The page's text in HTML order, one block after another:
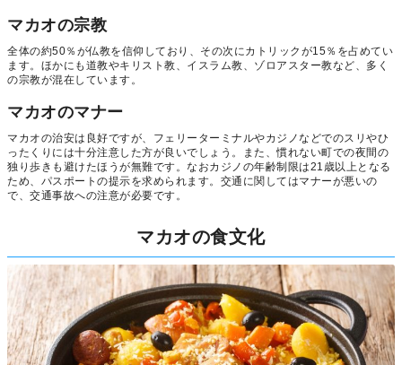
マカオの宗教
全体の約50％が仏教を信仰しており、その次にカトリックが15％を占めてい
ます。ほかにも道教やキリスト教、イスラム教、ゾロアスター教など、多く
の宗教が混在しています。
マカオのマナー
マカオの治安は良好ですが、フェリーターミナルやカジノなどでのスリやひ
ったくりには十分注意した方が良いでしょう。また、慣れない町での夜間の
独り歩きも避けたほうが無難です。なおカジノの年齢制限は21歳以上となる
ため、パスポートの提示を求められます。交通に関してはマナーが悪いの
で、交通事故への注意が必要です。
マカオの食文化